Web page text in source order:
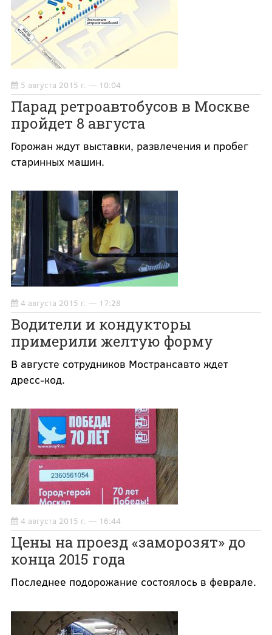
5 августа 2015 г. — 10:04
Парад ретроавтобусов в Москве
пройдет 8 августа
Горожан ждут выставки, развлечения и пробег
старинных машин.
4 августа 2015 г. — 17:28
Водители и кондукторы
примерили желтую форму
В августе сотрудников Мострансавто ждет
дресс-код.
4 августа 2015 г. — 16:44
Цены на проезд «заморозят» до
конца 2015 года
Последнее подорожание состоялось в феврале.